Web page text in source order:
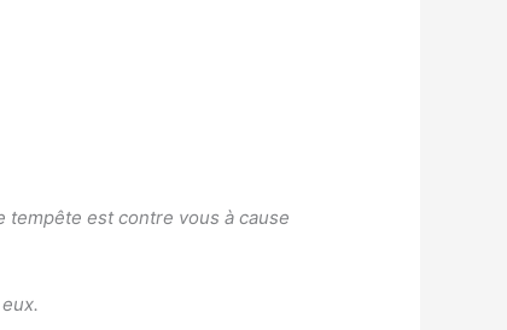
tempête est contre vous à cause